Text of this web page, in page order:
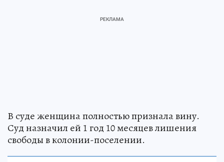
В суде женщина полностью признала вину.
Суд назначил ей 1 год 10 месяцев лишения
свободы в колонии-поселении.